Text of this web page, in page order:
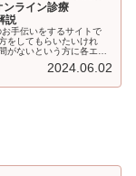
ンライン診療
説
手伝いをするサイトで
をしてもらいたいけれ
がないという方に各エリ
おススメしています。
2024.06.02